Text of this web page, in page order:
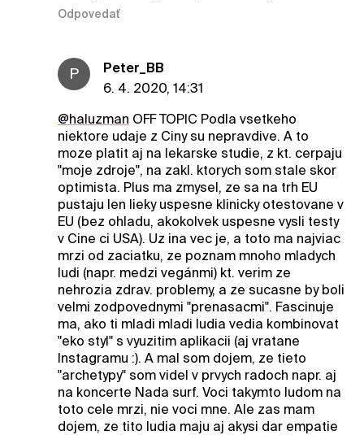
Odpovedať
P
Peter_BB
6. 4. 2020, 14:31
@haluzman OFF TOPIC Podla vsetkeho
niektore udaje z Ciny su nepravdive. A to
moze platit aj na lekarske studie, z kt. cerpaju
"moje zdroje", na zakl. ktorych som stale skor
optimista. Plus ma zmysel, ze sa na trh EU
pustaju len lieky uspesne klinicky otestovane v
EU (bez ohladu, akokolvek uspesne vysli testy
v Cine ci USA). Uz ina vec je, a toto ma najviac
mrzi od zaciatku, ze poznam mnoho mladych
ludi (napr. medzi vegánmi) kt. verim ze
nehrozia zdrav. problemy, a ze sucasne by boli
velmi zodpovednymi "prenasacmi". Fascinuje
ma, ako ti mladi mladi ludia vedia kombinovat
"eko styl" s vyuzitim aplikacii (aj vratane
Instagramu :). A mal som dojem, ze tieto
"archetypy" som videl v prvych radoch napr. aj
na koncerte Nada surf. Voci takymto ludom na
toto cele mrzi, nie voci mne. Ale zas mam
dojem, ze tito ludia maju aj akysi dar empatie